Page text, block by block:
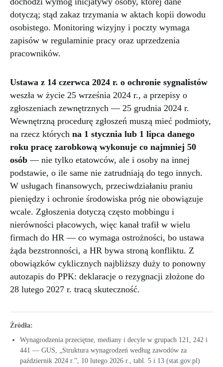
dotyczą; stąd zakaz trzymania w aktach kopii dowodu
osobistego. Monitoring wizyjny i poczty wymaga
zapisów w regulaminie pracy oraz uprzedzenia
pracowników.
Ustawa z 14 czerwca 2024 r. o ochronie sygnalistów
weszła w życie 25 września 2024 r., a przepisy o
zgłoszeniach zewnętrznych — 25 grudnia 2024 r.
Wewnętrzną procedurę zgłoszeń muszą mieć podmioty,
na rzecz których na 1 stycznia lub 1 lipca danego
roku pracę zarobkową wykonuje co najmniej 50
osób — nie tylko etatowców, ale i osoby na innej
podstawie, o ile same nie zatrudniają do tego innych.
W usługach finansowych, przeciwdziałaniu praniu
pieniędzy i ochronie środowiska próg nie obowiązuje
wcale. Zgłoszenia dotyczą często mobbingu i
nierówności płacowych, więc kanał trafił w wielu
firmach do HR — co wymaga ostrożności, bo ustawa
żąda bezstronności, a HR bywa stroną konfliktu. Z
obowiązków cyklicznych najbliższy duży to ponowny
autozapis do PPK: deklaracje o rezygnacji złożone do
28 lutego 2027 r. tracą skuteczność.
Źródła:
Wynagrodzenia przeciętne, mediany i decyle w grupach 121, 242 i
441 — GUS, „Struktura wynagrodzeń według zawodów za
październik 2024 r.”, 10 lutego 2026 r., tabl. 5 i 13 (stat.gov.pl)